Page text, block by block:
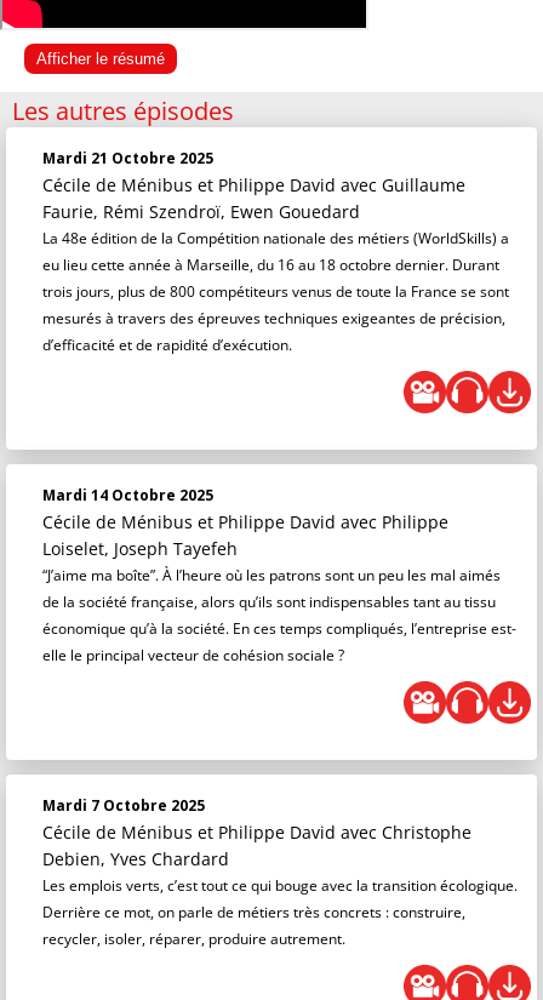
Afficher le résumé
Les autres épisodes
Mardi 21 Octobre 2025
Cécile de Ménibus et Philippe David avec Guillaume
Faurie, Rémi Szendroï, Ewen Gouedard
La 48e édition de la Compétition nationale des métiers (WorldSkills) a
eu lieu cette année à Marseille, du 16 au 18 octobre dernier. Durant
trois jours, plus de 800 compétiteurs venus de toute la France se sont
mesurés à travers des épreuves techniques exigeantes de précision,
d’efficacité et de rapidité d’exécution.
Mardi 14 Octobre 2025
Cécile de Ménibus et Philippe David avec Philippe
Loiselet, Joseph Tayefeh
“J’aime ma boîte”. À l’heure où les patrons sont un peu les mal aimés
de la société française, alors qu’ils sont indispensables tant au tissu
économique qu’à la société. En ces temps compliqués, l’entreprise est-
elle le principal vecteur de cohésion sociale ?
Mardi 7 Octobre 2025
Cécile de Ménibus et Philippe David avec Christophe
Debien, Yves Chardard
Les emplois verts, c’est tout ce qui bouge avec la transition écologique.
Derrière ce mot, on parle de métiers très concrets : construire,
recycler, isoler, réparer, produire autrement.